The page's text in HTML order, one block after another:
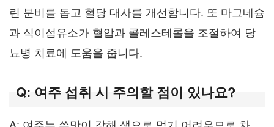
린 분비를 돕고 혈당 대사를 개선합니다. 또 마그네슘
과 식이섬유소가 혈압과 콜레스테롤을 조절하여 당
뇨병 치료에 도움을 줍니다.
Q: 여주 섭취 시 주의할 점이 있나요?